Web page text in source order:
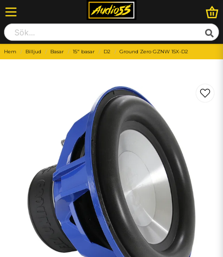
Hem Billjud Basar 15" basar D2 Ground Zero GZNW 15X-D2